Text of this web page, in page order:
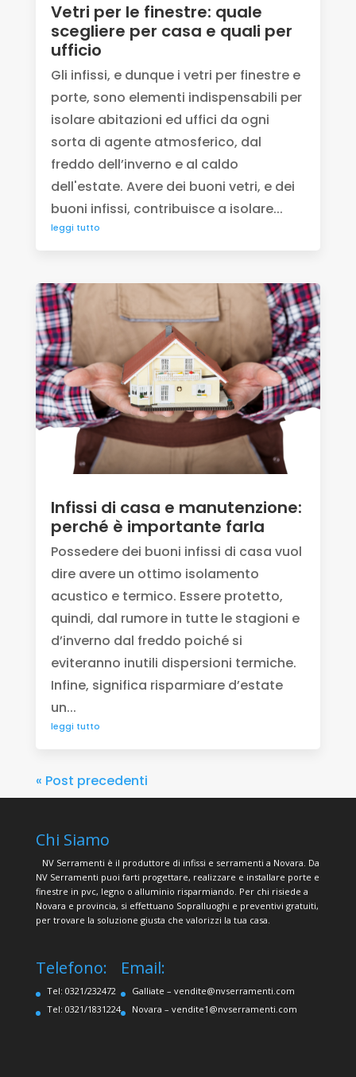
Vetri per le finestre: quale
scegliere per casa e quali per
ufficio
Gli infissi, e dunque i vetri per finestre e
porte, sono elementi indispensabili per
isolare abitazioni ed uffici da ogni
sorta di agente atmosferico, dal
freddo dell’inverno e al caldo
dell'estate. Avere dei buoni vetri, e dei
buoni infissi, contribuisce a isolare...
leggi tutto
Infissi di casa e manutenzione:
perché è importante farla
Possedere dei buoni infissi di casa vuol
dire avere un ottimo isolamento
acustico e termico. Essere protetto,
quindi, dal rumore in tutte le stagioni e
d’inverno dal freddo poiché si
eviteranno inutili dispersioni termiche.
Infine, significa risparmiare d’estate
un...
leggi tutto
« Post precedenti
Chi Siamo
NV Serramenti è il produttore di infissi e serramenti a Novara. Da
NV Serramenti puoi farti progettare, realizzare e installare porte e
finestre in pvc, legno o alluminio risparmiando. Per chi risiede a
Novara e provincia, si effettuano Sopralluoghi e preventivi gratuiti,
per trovare la soluzione giusta che valorizzi la tua casa.
Telefono:
Tel: 0321/232472
Tel: 0321/1831224
Email:
Galliate – vendite@nvserramenti.com
Novara – vendite1@nvserramenti.com